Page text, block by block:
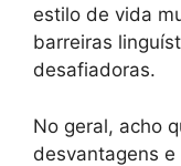
estilo de vida
barreiras
desafiadoras.
No geral, acho
desvantagens